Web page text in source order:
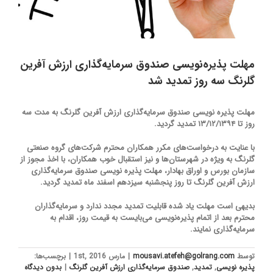
مهلت پذیره‌نویسی صندوق سرمایه‌گذاری ارزش آفرین
گلرنگ سه روز تمدید شد
مهلت پذیره نویسی صندوق سرمایه‌گذاری ارزش آفرین گلرنگ به مدت سه
روز تا ۱۳/۱۲/۱۳۹۴ تمدید گردید.
با عنایت به درخواست‌های مکرر همکاران محترم شرکت‌های گروه صنعتی
گلرنگ به ویژه در شهرستان‌ها و نیز استقبال خوب همکاران، با اخذ مجوز از
سازمان بورس و اوراق بهادار، مهلت پذیره نویسی صندوق سرمایه‌گذاری
ارزش آفرین گلرنگ تا روز پنجشنبه سیزدهم اسفند ماه تمدید گردید.
بدیهی است مهلت یاد شده قابلیت تمدید مجدد ندارد و سرمایه‌گذاران
محترم بعد از اتمام پذیره‌نویسی می‌بایست به قیمت روز، اقدام به
سرمایه‌گذاری نمایند.
توسط mousavi.atefeh@golrang.com
| مارس 1st, 2016 | برچسب‌ها:
پذیره نویسی, تمدید, صندوق سرمایه‌گذاری ارزش آفرین گلرنگ | بدون ديدگاه